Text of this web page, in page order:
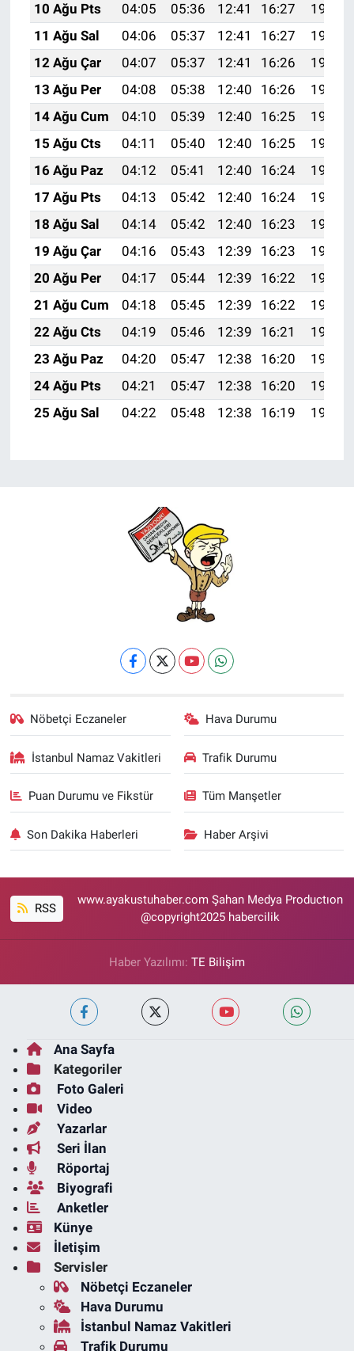
10 Ağu Pts
04:05 05:36 12:41 16:27
19:36
11 Ağu Sal
04:06 05:37 12:41 16:27
19:35
12 Ağu Çar
04:07 05:37 12:41 16:26
19:34
13 Ağu Per
04:08 05:38 12:40 16:26
19:33
14 Ağu Cum
04:10 05:39 12:40 16:25
19:32
15 Ağu Cts
04:11 05:40 12:40 16:25
19:30
16 Ağu Paz
04:12 05:41 12:40 16:24
19:29
17 Ağu Pts
04:13 05:42 12:40 16:24
19:28
18 Ağu Sal
04:14 05:42 12:40 16:23
19:27
19 Ağu Çar
04:16 05:43 12:39 16:23
19:25
20 Ağu Per
04:17 05:44 12:39 16:22
19:24
21 Ağu Cum
04:18 05:45 12:39 16:22
19:23
22 Ağu Cts
04:19 05:46 12:39 16:21
19:21
23 Ağu Paz
04:20 05:47 12:38 16:20
19:20
24 Ağu Pts
04:21 05:47 12:38 16:20
19:19
25 Ağu Sal
04:22 05:48 12:38 16:19 19:17
Nöbetçi Eczaneler Hava Durumu
İstanbul Namaz Vakitleri Trafik Durumu
Puan Durumu ve Fikstür Tüm Manşetler
Son Dakika Haberleri Haber Arşivi
RSS
www.ayakustuhaber.com Şahan Medya Productıon
@copyright2025 habercilik
Haber Yazılımı: TE Bilişim
Ana Sayfa
Kategoriler
Foto Galeri
Video
Yazarlar
Seri İlan
Röportaj
Biyografi
Anketler
Künye
İletişim
Servisler
Nöbetçi Eczaneler
Hava Durumu
İstanbul Namaz Vakitleri
Trafik Durumu